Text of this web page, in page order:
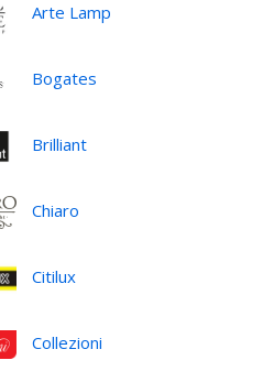
Arte Lamp
Bogates
Brilliant
Chiaro
Citilux
Collezioni